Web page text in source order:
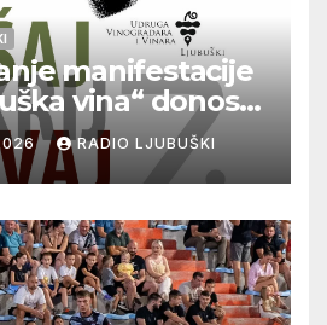
manifestacije
vina“ donosi
gastronomiju i
RADIO LJUBUŠKI